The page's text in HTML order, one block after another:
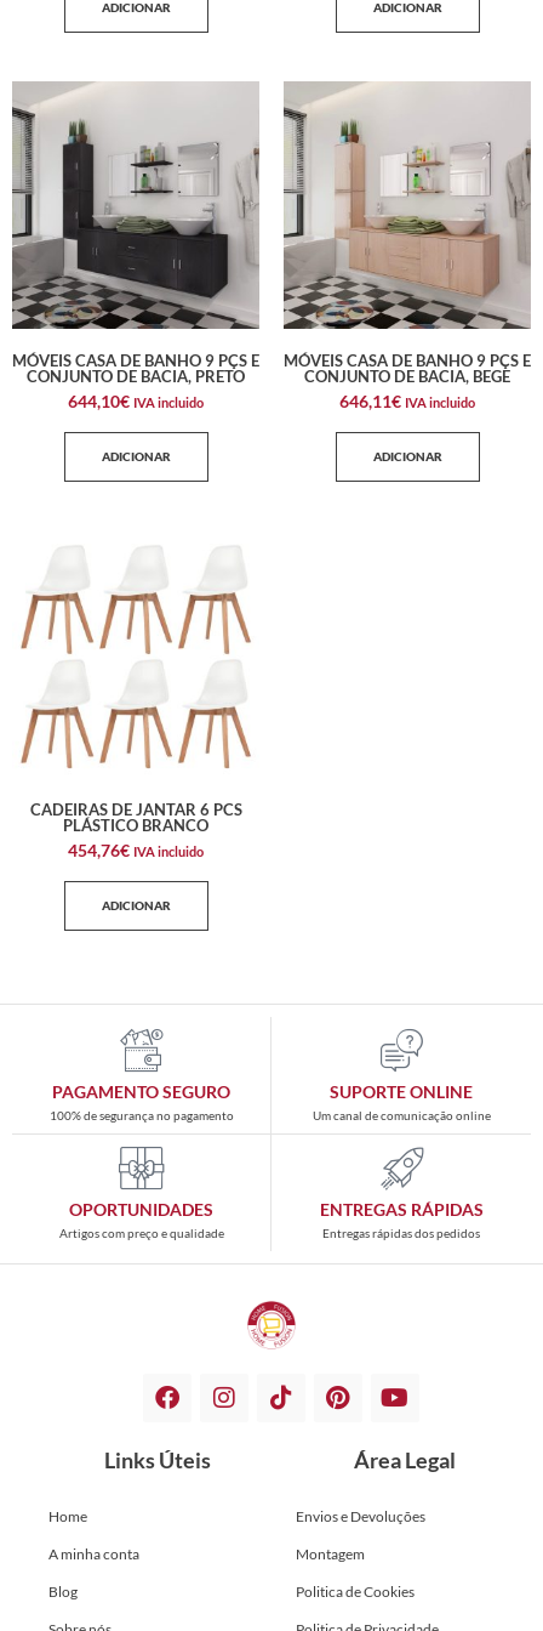
ADICIONAR ADICIONAR
MÓVEIS CASA DE BANHO 9 PÇS E
CONJUNTO DE BACIA, PRETO
644,10€ IVA incluido
ADICIONAR
MÓVEIS CASA DE BANHO 9 PÇS E
CONJUNTO DE BACIA, BEGE
646,11€ IVA incluido
ADICIONAR
CADEIRAS DE JANTAR 6 PCS
PLÁSTICO BRANCO
454,76€ IVA incluido
ADICIONAR
PAGAMENTO SEGURO
100% de segurança no pagamento
SUPORTE ONLINE
Um canal de comunicação online
OPORTUNIDADES
Artigos com preço e qualidade
ENTREGAS RÁPIDAS
Entregas rápidas dos pedidos
Links Úteis
Home
A minha conta
Blog
Área Legal
Envios e Devoluções
Montagem
Politica de Cookies